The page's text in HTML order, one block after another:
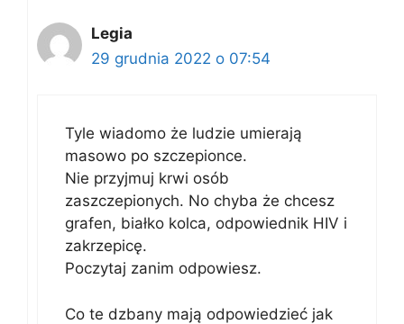
Legia
29 grudnia 2022 o 07:54
Tyle wiadomo że ludzie umierają
masowo po szczepionce.
Nie przyjmuj krwi osób
zaszczepionych. No chyba że chcesz
grafen, białko kolca, odpowiednik HIV i
zakrzepicę.
Poczytaj zanim odpowiesz.
Co te dzbany mają odpowiedzieć jak